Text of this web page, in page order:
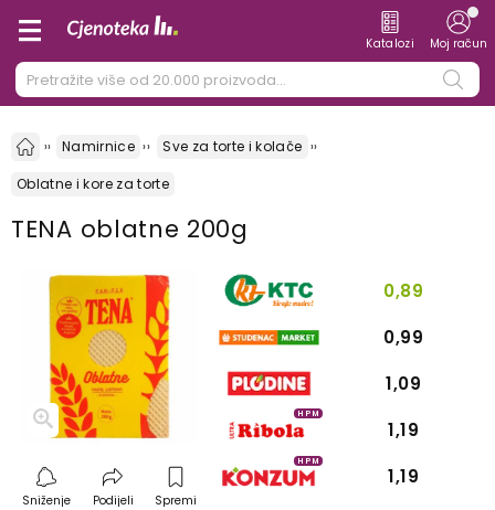
Katalozi Moj račun
Namirnice
Sve za torte i kolače
Oblatne i kore za torte
TENA oblatne 200g
Sniženje Podijeli Spremi
0,89
0,99
1,09
HPM
1,19
HPM
1,19